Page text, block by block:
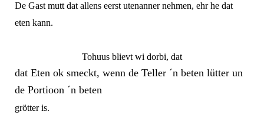
De Gast mutt dat allens eerst utenanner nehmen, ehr he dat
eten kann.
Tohuus blievt wi dorbi, dat
dat Eten ok smeckt, wenn de Teller ´n beten lütter un
de Portioon ´n beten
grötter is.